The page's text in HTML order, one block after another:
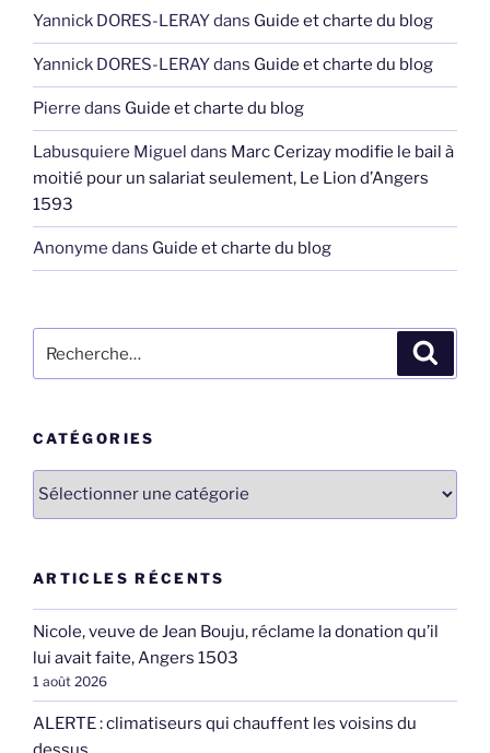
Yannick DORES-LERAYdans Guide et charte du blog
Yannick DORES-LERAYdans Guide et charte du blog
Pierre dans Guide et charte du blog
Labusquiere Miguel dans Marc Cerizay modifie le bail à
moitié pour un salariat seulement, Le Lion d’Angers
1593
Anonyme dans Guide et charte du blog
pour
CATÉGORIES
Catégories
ARTICLES RÉCENTS
Nicole, veuve de Jean Bouju, réclame la donation qu’il
lui avait faite, Angers 1503
1 août 2026
ALERTE : climatiseurs qui chauffent les voisins du